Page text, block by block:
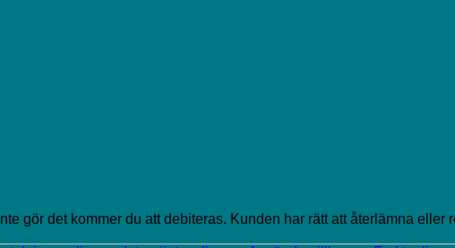
gör det kommer du att debiteras. Kunden har rätt att återlämna